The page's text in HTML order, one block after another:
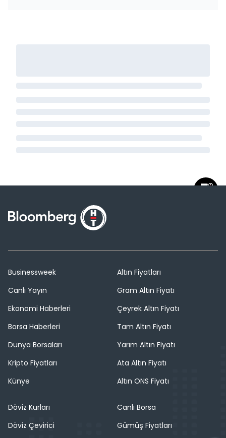
Businessweek
Canlı Yayın
Ekonomi Haberleri
Borsa Haberleri
Dünya Borsaları
Kripto Fiyatları
Künye
Altın Fiyatları
Gram Altın Fiyatı
Çeyrek Altın Fiyatı
Tam Altın Fiyatı
Yarım Altın Fiyatı
Ata Altın Fiyatı
Altın ONS Fiyatı
Döviz Kurları
Döviz Çevirici
Canlı Borsa
Gümüş Fiyatları